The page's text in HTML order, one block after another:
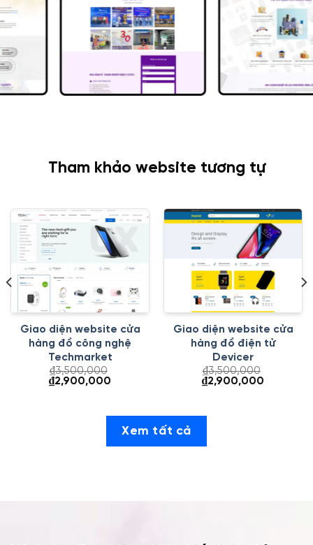
Tham khảo website tương tự
Giao diện website cửa
hàng đồ công nghệ
Techmarket
₫3,500,000
Giá
₫2,900,000
₫2,900,000.
Giao diện website cửa
hàng đồ điện tử
Devicer
₫3,500,000
Giá
₫2,900,000
Xem tất cả